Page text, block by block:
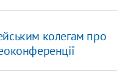
колегам про